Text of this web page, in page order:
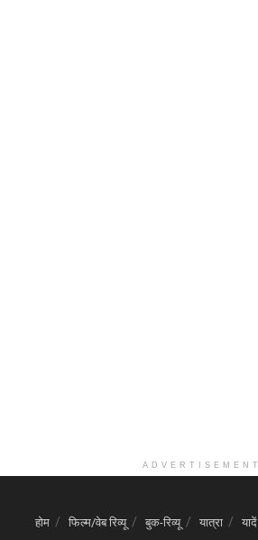
ADVERTISEMENT
होम फिल्म/वेब रिव्यू बुक-रिव्यू यात्रा यादें